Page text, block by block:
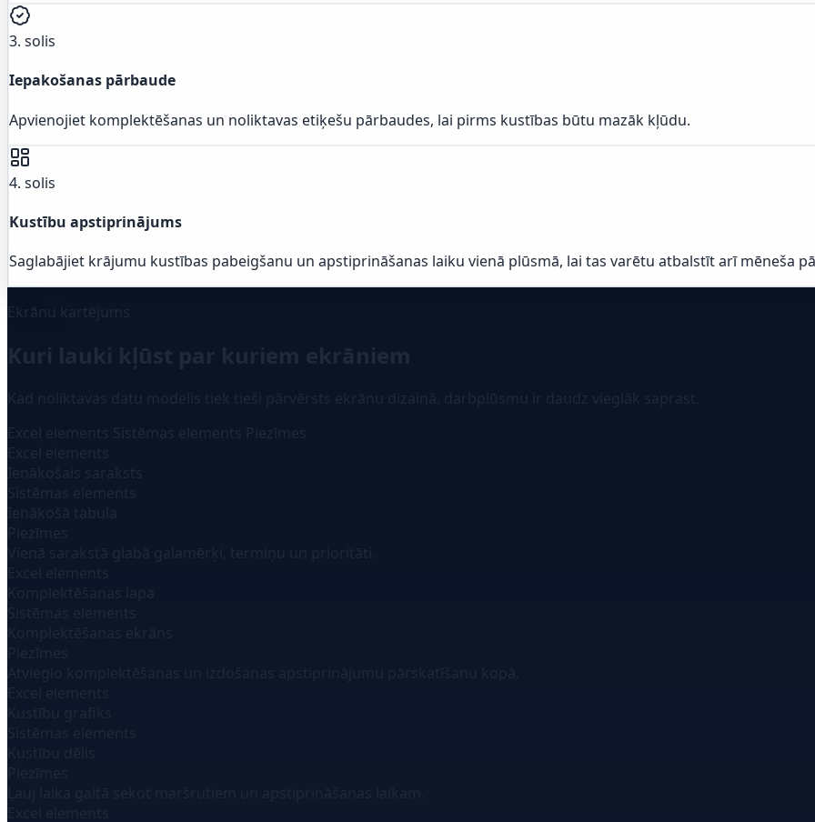
3. solis
Iepakošanas pārbaude
Apvienojiet komplektēšanas un noliktavas etiķešu pārbaudes, lai pirms kustības būtu mazāk kļūdu.
4. solis
Kustību apstiprinājums
Saglabājiet krājumu kustības pabeigšanu un apstiprināšanas laiku vienā plūsmā, lai tas varētu atbalstīt arī mēneša
Ekrānu kartējums